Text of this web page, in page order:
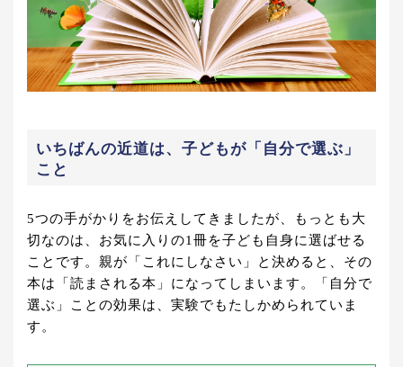
いちばんの近道は、子どもが「自分で選ぶ」
こと
5つの手がかりをお伝えしてきましたが、もっとも大
切なのは、お気に入りの1冊を子ども自身に選ばせる
ことです。親が「これにしなさい」と決めると、その
本は「読まされる本」になってしまいます。「自分で
選ぶ」ことの効果は、実験でもたしかめられていま
す。